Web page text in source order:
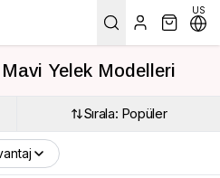
US
Yelek Modelleri
Sırala: Popüler